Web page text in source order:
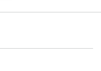
mp, amenajata cu
petrecute alaturi
prin